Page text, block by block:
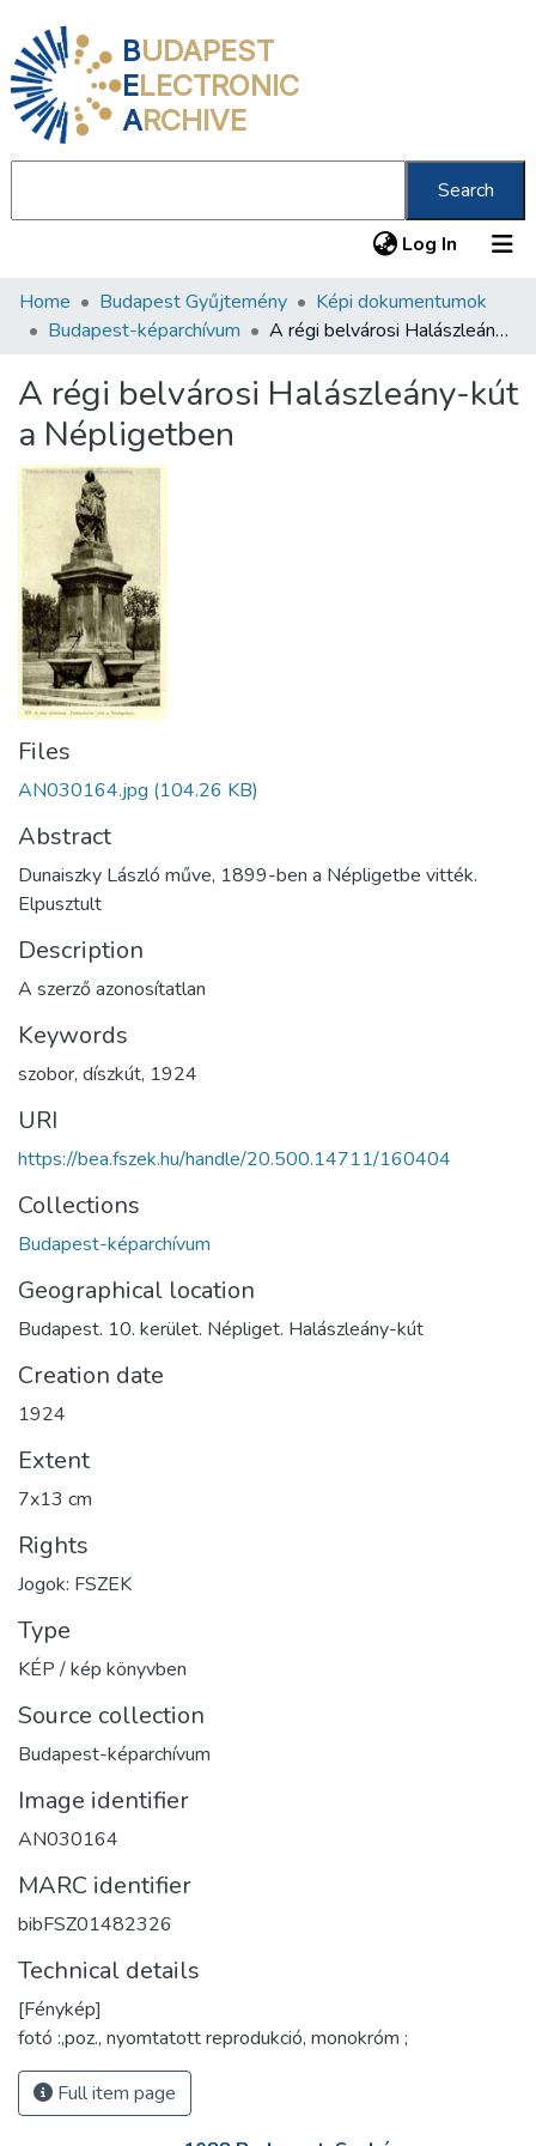
BUDAPEST
ELECTRONIC
ARCHIVE
Search
Log In (current)
Communities & Collections
Statistics
About us
Home Budapest Gyűjtemény
Képi dokumentumok
Budapest-képarchívum
A régi belvárosi Halászleány-kút a Népligetben
A régi belvárosi Halászleány-kút
a Népligetben
Files
AN030164.jpg (104.26 KB)
Abstract
Dunaiszky László műve, 1899-ben a Népligetbe vitték.
Elpusztult
Description
A szerző azonosítatlan
Keywords
szobor, díszkút, 1924
URI
https://bea.fszek.hu/handle/20.500.14711/160404
Collections
Budapest-képarchívum
Geographical location
Budapest. 10. kerület. Népliget. Halászleány-kút
Creation date
1924
Extent
7x13 cm
Rights
Jogok: FSZEK
Type
KÉP / kép könyvben
Source collection
Budapest-képarchívum
Image identifier
AN030164
MARC identifier
bibFSZ01482326
Technical details
[Fénykép]
fotó :,poz., nyomtatott reprodukció, monokróm ;
Full item page